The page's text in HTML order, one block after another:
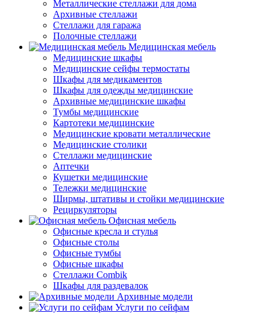
Металлические стеллажи для дома
Архивные стеллажи
Стеллажи для гаража
Полочные стеллажи
Медицинская мебель
Медицинские шкафы
Медицинские сейфы термостаты
Шкафы для медикаментов
Шкафы для одежды медицинские
Архивные медицинские шкафы
Тумбы медицинские
Картотеки медицинские
Медицинские кровати металлические
Медицинские столики
Стеллажи медицинские
Аптечки
Кушетки медицинские
Тележки медицинские
Ширмы, штативы и стойки медицинские
Рециркуляторы
Офисная мебель
Офисные кресла и стулья
Офисные столы
Офисные тумбы
Офисные шкафы
Стеллажи Combik
Шкафы для раздевалок
Архивные модели
Услуги по сейфам